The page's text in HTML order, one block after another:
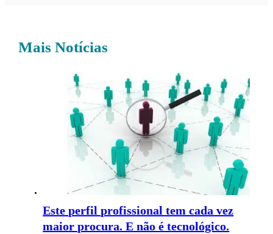
Mais Notícias
Este perfil profissional tem cada vez
maior procura. E não é tecnológico.